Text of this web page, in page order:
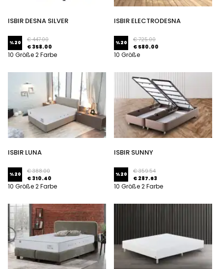
ISBIR DESNA SILVER
%20
€ 447.00
€ 358.00
10 Größe 2 Farbe
ISBIR ELECTRODESNA
%20
€ 725.00
€ 580.00
10 Größe
ISBIR LUNA
%20
€ 388.00
€ 310.40
10 Größe 2 Farbe
ISBIR SUNNY
%20
€ 359.54
€ 287.63
10 Größe 2 Farbe